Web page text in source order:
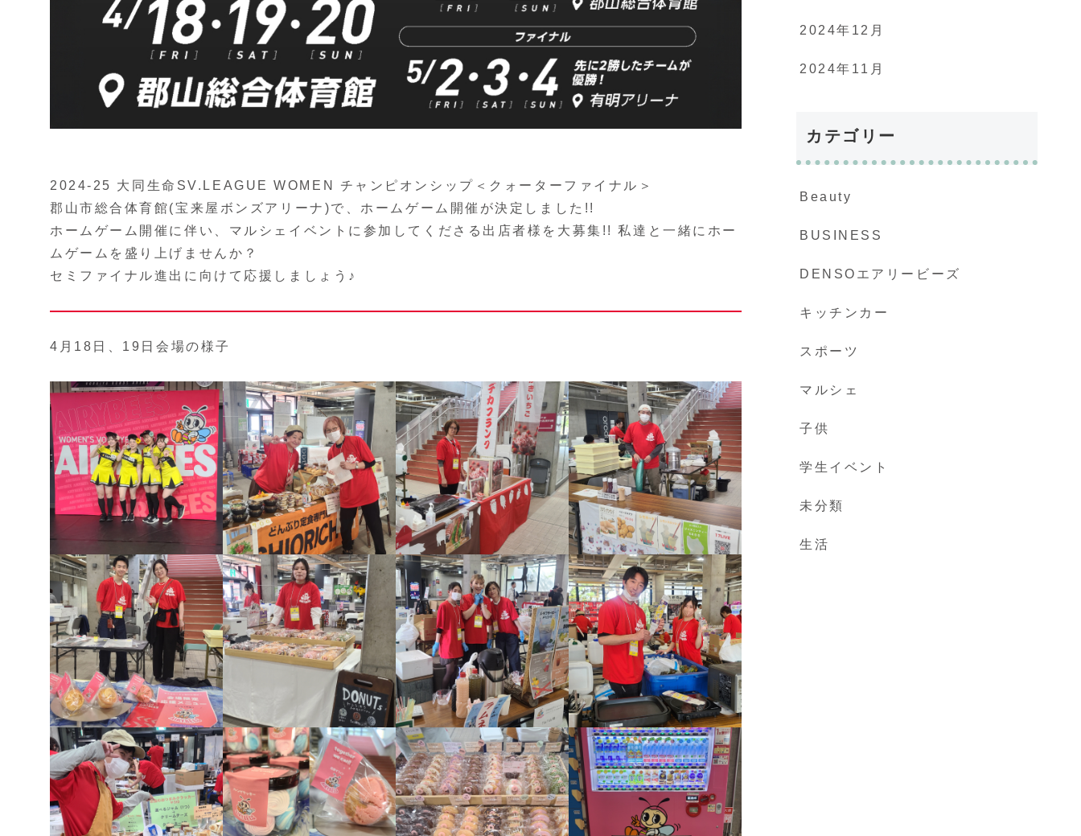
2024-25 大同生命SV.LEAGUE WOMEN チャンピオンシップ＜クォーターファイナル＞
郡山市総合体育館(宝来屋ボンズアリーナ)で、ホームゲーム開催が決定しました!!
ホームゲーム開催に伴い、マルシェイベントに参加してくださる出店者様を大募集!! 私達と一緒にホー
ムゲームを盛り上げませんか？
セミファイナル進出に向けて応援しましょう♪
4月18日、19日会場の様子
2024年12月
2024年11月
カテゴリー
Beauty
BUSINESS
DENSOエアリービーズ
キッチンカー
スポーツ
マルシェ
子供
学生イベント
未分類
生活